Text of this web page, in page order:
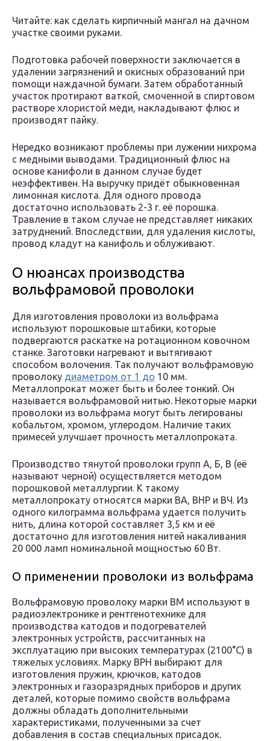
Читайте: как сделать кирпичный мангал на дачном
участке своими руками.
Подготовка рабочей поверхности заключается в
удалении загрязнений и окисных образований при
помощи наждачной бумаги. Затем обработанный
участок протирают ваткой, смоченной в спиртовом
растворе хлористой меди, накладывают флюс и
производят пайку.
Нередко возникают проблемы при лужении нихрома
с медными выводами. Традиционный флюс на
основе канифоли в данном случае будет
неэффективен. На выручку придёт обыкновенная
лимонная кислота. Для одного провода
достаточно использовать 2-3 г. её порошка.
Травление в таком случае не представляет никаких
затруднений. Впоследствии, для удаления кислоты,
провод кладут на канифоль и облуживают.
О нюансах производства
вольфрамовой проволоки
Для изготовления проволоки из вольфрама
используют порошковые штабики, которые
подвергаются раскатке на ротационном ковочном
станке. Заготовки нагревают и вытягивают
способом волочения. Так получают вольфрамовую
проволоку диаметром от 1 до 10 мм.
Металлопрокат может быть и более тонкий. Он
называется вольфрамовой нитью. Некоторые марки
проволоки из вольфрама могут быть легированы
кобальтом, хромом, углеродом. Наличие таких
примесей улучшает прочность металлопроката.
Производство тянутой проволоки групп А, Б, В (её
называют черной) осуществляется методом
порошковой металлургии. К такому
металлопрокату относятся марки ВА, ВНР и ВЧ. Из
одного килограмма вольфрама удается получить
нить, длина которой составляет 3,5 км и её
достаточно для изготовления нитей накаливания
20 000 ламп номинальной мощностью 60 Вт.
О применении проволоки из вольфрама
Вольфрамовую проволоку марки ВМ используют в
радиоэлектронике и рентгенотехнике для
производства катодов и подогревателей
электронных устройств, рассчитанных на
эксплуатацию при высоких температурах (2100°C) в
тяжелых условиях. Марку ВРН выбирают для
изготовления пружин, крючков, катодов
электронных и газоразрядных приборов и других
деталей, которые помимо свойств вольфрама
должны обладать дополнительными
характеристиками, полученными за счет
добавления в состав специальных присадок.